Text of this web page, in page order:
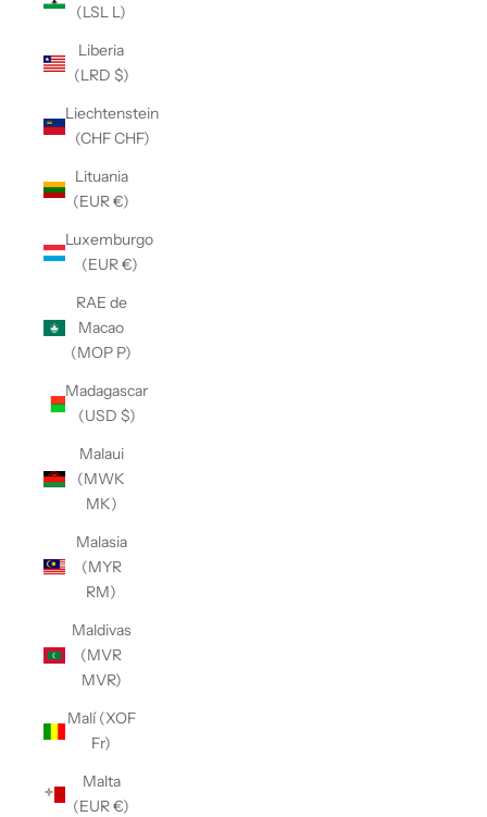
(LSL L)
Liberia
(LRD $)
Liechtenstein
(CHF CHF)
Lituania
(EUR €)
Luxemburgo
(EUR €)
RAE de
Macao
(MOP P)
Madagascar
(USD $)
Malaui
(MWK
MK)
Malasia
(MYR
RM)
Maldivas
(MVR
MVR)
Malí (XOF
Fr)
Malta
(EUR €)